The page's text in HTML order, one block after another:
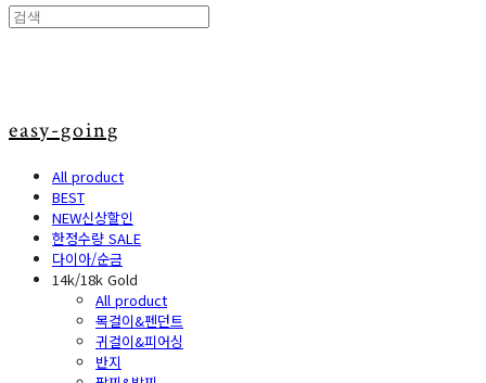
easy-going
All product
BEST
NEW신상할인
한정수량 SALE
다이아/순금
14k/18k Gold
All product
목걸이&펜던트
귀걸이&피어싱
반지